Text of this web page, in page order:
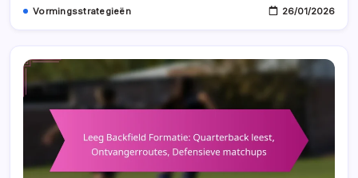
Vormingsstrategieën 26/01/2026